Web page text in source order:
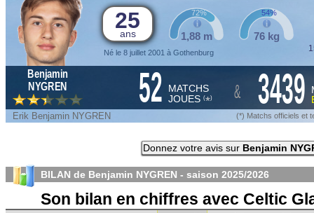
25
ans
Né le 8 juillet 2001 à Gothenburg
1,88 m
72%
76 kg
54%
Benjamin
NYGREN
52 MATCHS
JOUES (*) & 3439
Erik Benjamin NYGREN (*) Matchs officiels et
Donnez votre avis sur Benjamin
BILAN de Benjamin NYGREN - saison 2025/2026
Son bilan en chiffres avec Celtic